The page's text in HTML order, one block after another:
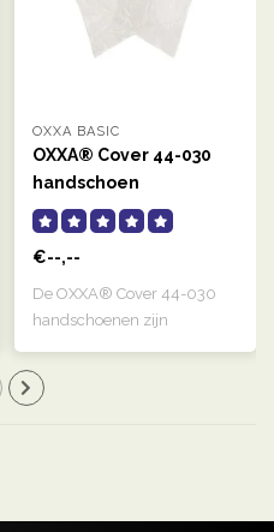
OXXA BASIC
OXXA® Cover 44-030
handschoen
€--,--
De OXXA® Cover 44-030
handschoenen zijn